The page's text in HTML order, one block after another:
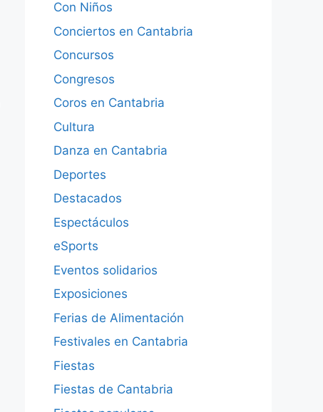
Con Niños
Conciertos en Cantabria
Concursos
Congresos
Coros en Cantabria
Cultura
Danza en Cantabria
Deportes
Destacados
Espectáculos
eSports
Eventos solidarios
Exposiciones
Ferias de Alimentación
Festivales en Cantabria
Fiestas
Fiestas de Cantabria